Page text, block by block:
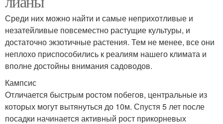
Среди них можно найти и самые неприхотливые и
незатейливые повсеместно растущие культуры, и
достаточно экзотичные растения. Тем не менее, все они
неплохо приспособились к реалиям нашего климата и
вполне достойны внимания садоводов.
Кампсис
Отличается быстрым ростом побегов, центральные из
которых могут вытянуться до 10м. Спустя 5 лет после
посадки начинается активный рост прикорневых